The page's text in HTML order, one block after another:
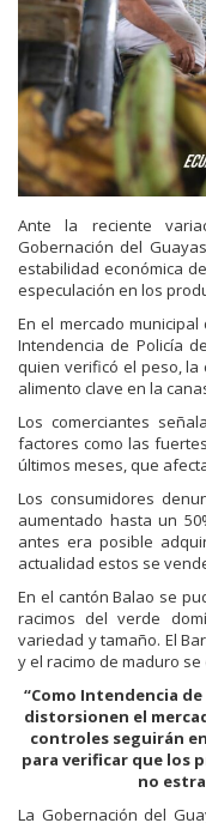
Ante la reciente
Gobernación del
estabilidad económica
especulación en los
En el mercado
Intendencia de Policía
quien verificó el peso, la
alimento clave en la
Los comerciantes
factores como las
últimos meses, que
Los consumidores
aumentado hasta un
antes era posible
actualidad estos se
En el cantón Balao se
racimos del verde
variedad y tamaño. El
y el racimo de maduro
“Como Intendencia
distorsionen el
controles seguirán
para verificar que los
no
La Gobernación del